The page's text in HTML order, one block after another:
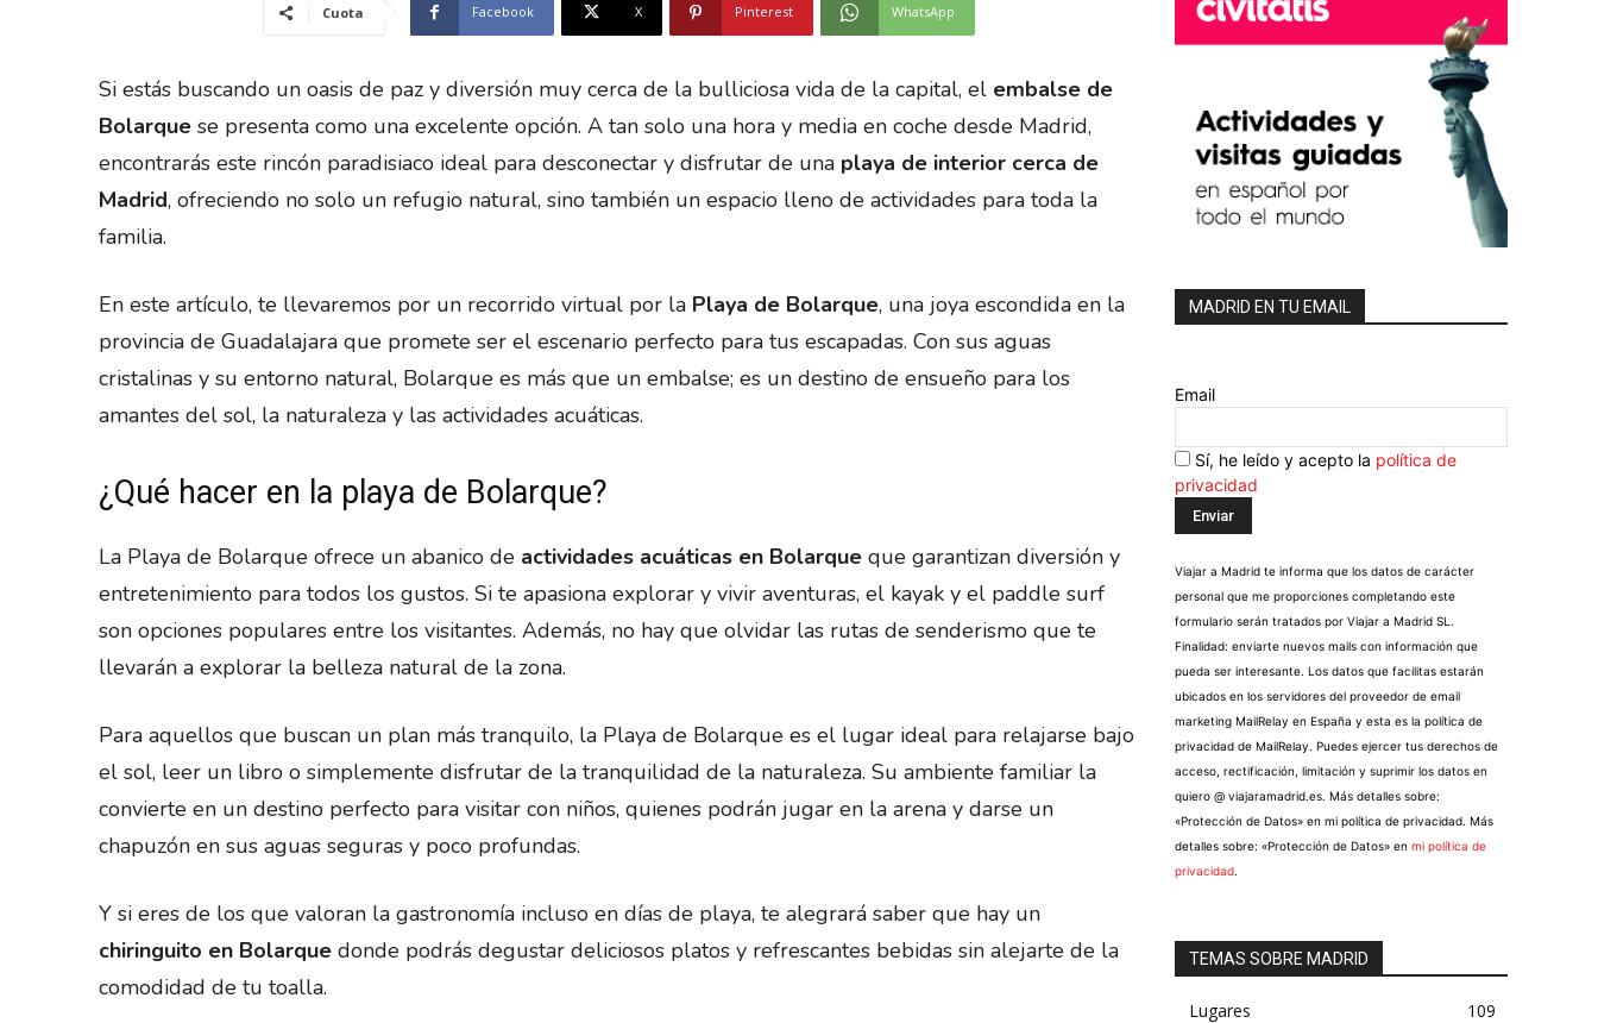
Cuota Facebook X Pinterest WhatsApp
Si estás buscando un oasis de paz y diversión muy cerca de la bulliciosa vida de la capital, el embalse de
Bolarquese presenta como una excelente opción. A tan solo una hora y media en coche desde Madrid,
encontrarás este rincón paradisiaco ideal para desconectar y disfrutar de una playa de interior cerca de
Madrid, ofreciendo no solo un refugio natural, sino también un espacio lleno de actividades para toda la
familia.
En este artículo, te llevaremos por un recorrido virtual por la Playa de Bolarque, una joya escondida en la
provincia de Guadalajara que promete ser el escenario perfecto para tus escapadas. Con sus aguas
cristalinas y su entorno natural, Bolarque es más que un embalse; es un destino de ensueño para los
amantes del sol, la naturaleza y las actividades acuáticas.
¿Qué hacer en la playa de Bolarque?
La Playa de Bolarque ofrece un abanico de actividades acuáticas en Bolarqueque garantizan diversión y
entretenimiento para todos los gustos. Si te apasiona explorar y vivir aventuras, el kayak y el paddle surf
son opciones populares entre los visitantes. Además, no hay que olvidar las rutas de senderismo que te
llevarán a explorar la belleza natural de la zona.
Para aquellos que buscan un plan más tranquilo, la Playa de Bolarque es el lugar ideal para relajarse bajo
el sol, leer un libro o simplemente disfrutar de la tranquilidad de la naturaleza. Su ambiente familiar la
convierte en un destino perfecto para visitar con niños, quienes podrán jugar en la arena y darse un
chapuzón en sus aguas seguras y poco profundas.
Y si eres de los que valoran la gastronomía incluso en días de playa, te alegrará saber que hay un
chiringuito en Bolarquedonde podrás degustar deliciosos platos y refrescantes bebidas sin alejarte de la
comodidad de tu toalla.
MADRID EN TU EMAIL
Email
Sí, he leído y acepto la política de
privacidad
Viajar a Madrid te informa que los datos de carácter
personal que me proporciones completando este
formulario serán tratados por Viajar a Madrid SL.
Finalidad: enviarte nuevos mails con información que
pueda ser interesante. Los datos que facilitas estarán
ubicados en los servidores del proveedor de email
marketing MailRelay en España y esta es la política de
privacidad de MailRelay. Puedes ejercer tus derechos de
acceso, rectificación, limitación y suprimir los datos en
quiero @ viajaramadrid.es. Más detalles sobre:
«Protección de Datos» en mi política de privacidad. Más
detalles sobre: «Protección de Datos» en mi política de
privacidad.
TEMAS SOBRE MADRID
Lugares
109